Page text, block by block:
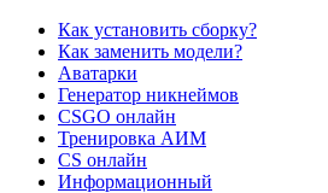
Как установить сборку?
Как заменить модели?
Аватарки
Генератор никнеймов
CSGO онлайн
Тренировка АИМ
CS онлайн
Информационный